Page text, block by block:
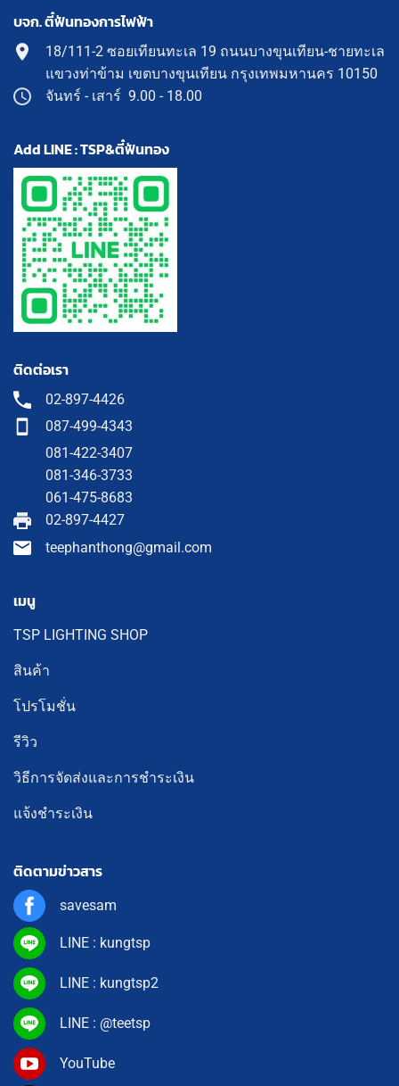
บจก. ตี๋ฟันทองการไฟฟ้า
18/111-2 ซอยเทียนทะเล 19 ถนนบางขุนเทียน-ชายทะเล
แขวงท่าข้าม เขตบางขุนเทียน กรุงเทพมหานคร 10150
จันทร์ - เสาร์ 9.00 - 18.00
Add LINE : TSP&ตี๋ฟันทอง
ติดต่อเรา
02-897-4426
087-499-4343
081-422-3407
081-346-3733
061-475-8683
02-897-4427
teephanthong@gmail.com
เมนู
TSP LIGHTING SHOP
สินค้า
โปรโมชั่น
รีวิว
วิธีการจัดส่งและการชำระเงิน
แจ้งชำระเงิน
ติดตามข่าวสาร
savesam
LINE : kungtsp
LINE : kungtsp2
LINE : @teetsp
YouTube